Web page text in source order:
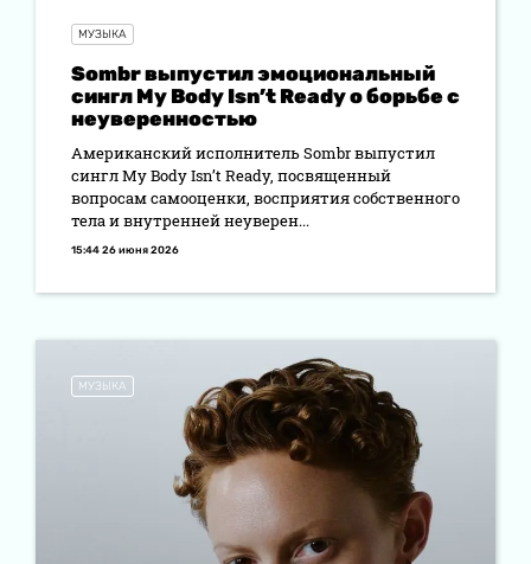
МУЗЫКА
Sombr выпустил эмоциональный
сингл My Body Isn’t Ready о борьбе с
неуверенностью
Американский исполнитель Sombr выпустил
сингл My Body Isn’t Ready, посвященный
вопросам самооценки, восприятия собственного
тела и внутренней неуверен...
15:44 26 июня 2026
МУЗЫКА